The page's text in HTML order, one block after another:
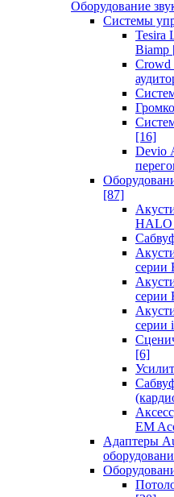
Оборудование
Системы
Tesira
Biamp
Crowd
[16]
Devio
[87]
HALO
серии
серии
серии i
[6]
EM
Адаптеры